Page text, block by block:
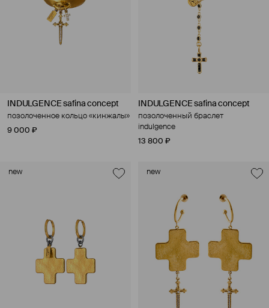
INDULGENCE safina concept
позолоченное кольцо «кинжалы»
9 000 ₽
INDULGENCE safina concept
позолоченный браслет
indulgence
13 800 ₽
new new